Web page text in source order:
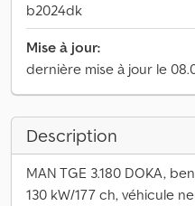
b2024dk
Mise à jour:
dernière mise à jour le
Description
MAN TGE 3.180 DOKA,
130 kW/177 ch, véhicule